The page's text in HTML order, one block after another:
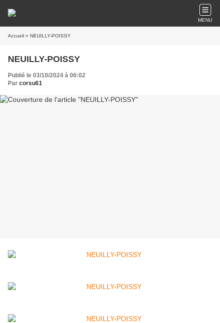
MENU
Accueil » NEUILLY-POISSY
NEUILLY-POISSY
Publié le 03/10/2024 à 06:02
Par corsu61